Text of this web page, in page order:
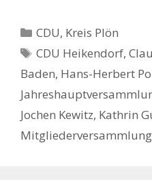
Kategorien
CDU, Kreis Plön
Schlagwörter
CDU Heikendorf,
Baden, Hans-Herbert
Jochen Kewitz, Kathrin
Mitgliederversammlung